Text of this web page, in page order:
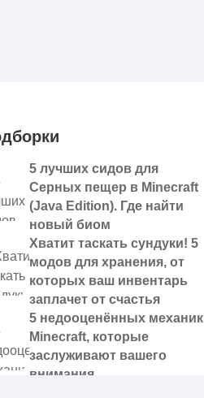
5 лучших сидов для
Серных пещер в Minecraft
(Java Edition). Где найти
новый биом
Хватит таскать сундуки! 5
модов для хранения, от
которых ваш инвентарь
заплачет от счастья
5 недооценённых механик
Minecraft, которые
заслуживают вашего
внимания